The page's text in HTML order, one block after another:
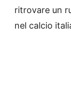
ritrovare un
nel calcio